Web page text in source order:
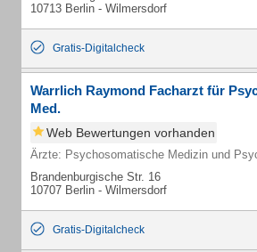
10713 Berlin - Wilmersdorf
Gratis-Digitalcheck
Warrlich Raymond Facharzt für
Med.
Web Bewertungen vorhanden
Brandenburgische Str. 16
10707 Berlin - Wilmersdorf
Gratis-Digitalcheck